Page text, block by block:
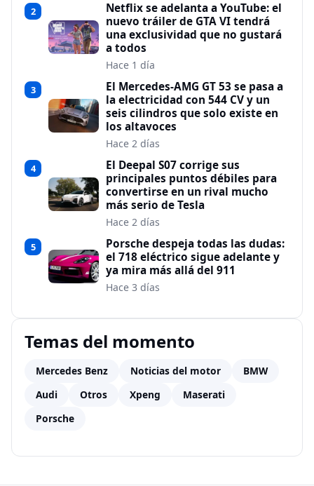
2
Netflix se adelanta a YouTube: el
nuevo tráiler de GTA VI tendrá
una exclusividad que no gustará
a todos
Hace 1 día
3
El Mercedes-AMG GT 53 se pasa a
la electricidad con 544 CV y un
seis cilindros que solo existe en
los altavoces
Hace 2 días
4
El Deepal S07 corrige sus
principales puntos débiles para
convertirse en un rival mucho
más serio de Tesla
Hace 2 días
5
Porsche despeja todas las dudas:
el 718 eléctrico sigue adelante y
ya mira más allá del 911
Hace 3 días
Temas del momento
Mercedes Benz Noticias del motor
BMW
Audi
Otros Xpeng
Maserati
Porsche